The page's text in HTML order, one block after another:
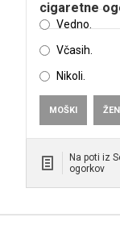
cigaretne
Vedno.
Včasih.
Nikoli.
MOŠKI
Na poti iz
ogorkov